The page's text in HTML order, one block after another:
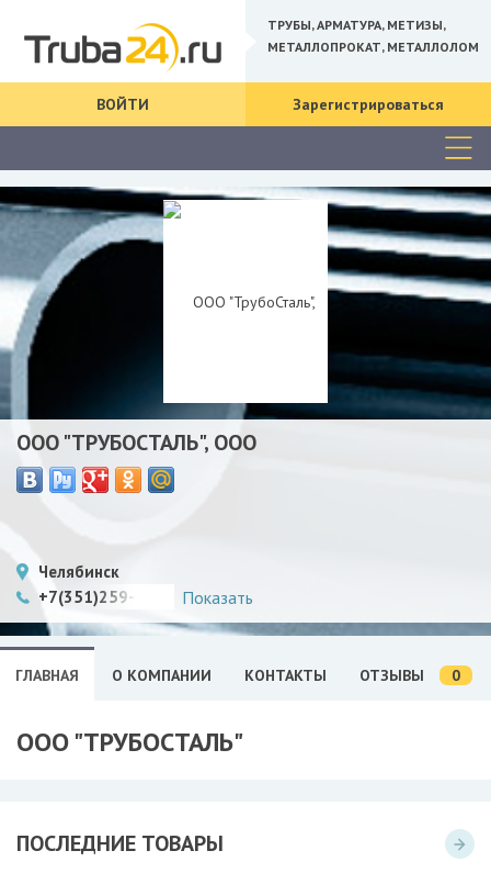
ТРУБЫ, АРМАТУРА, МЕТИЗЫ,
МЕТАЛЛОПРОКАТ, МЕТАЛЛОЛОМ
ВОЙТИ Зарегистрироваться
ООО "ТРУБОСТАЛЬ", ООО
Челябинск
+7(351)259-3502
Показать
ГЛАВНАЯ О КОМПАНИИ КОНТАКТЫ ОТЗЫВЫ 0
ООО "ТРУБОСТАЛЬ"
ПОСЛЕДНИЕ ТОВАРЫ